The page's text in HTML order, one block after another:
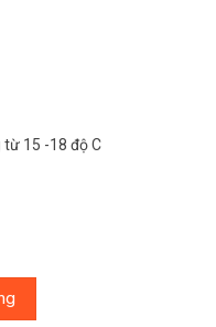
từ 15 -18 độ C